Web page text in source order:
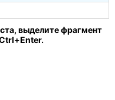
выделите фрагмент